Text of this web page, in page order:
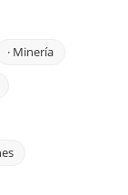
· Minería